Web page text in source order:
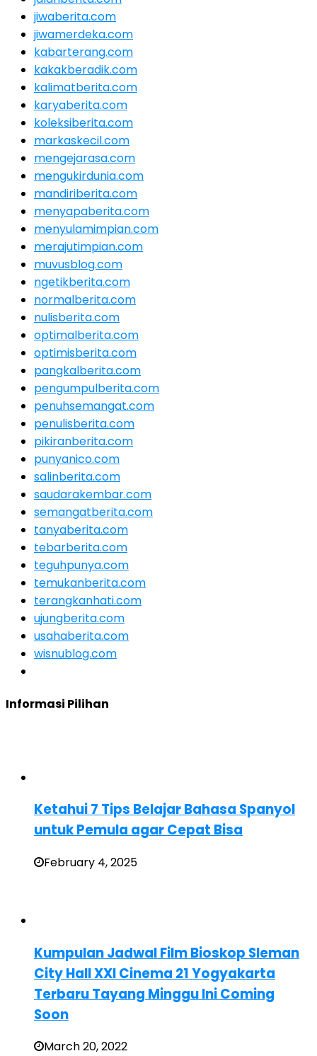
jiwaberita.com
jiwamerdeka.com
kabarterang.com
kakakberadik.com
kalimatberita.com
karyaberita.com
koleksiberita.com
markaskecil.com
mengejarasa.com
mengukirdunia.com
mandiriberita.com
menyapaberita.com
menyulamimpian.com
merajutimpian.com
muvusblog.com
ngetikberita.com
normalberita.com
nulisberita.com
optimalberita.com
optimisberita.com
pangkalberita.com
pengumpulberita.com
penuhsemangat.com
penulisberita.com
pikiranberita.com
punyanico.com
salinberita.com
saudarakembar.com
semangatberita.com
tanyaberita.com
tebarberita.com
teguhpunya.com
temukanberita.com
terangkanhati.com
ujungberita.com
usahaberita.com
wisnublog.com
Informasi Pilihan
Ketahui 7 Tips Belajar Bahasa Spanyol
untuk Pemula agar Cepat Bisa
February 4, 2025
Kumpulan Jadwal Film Bioskop Sleman
City Hall XXI Cinema 21 Yogyakarta
Terbaru Tayang Minggu Ini Coming
Soon
March 20, 2022